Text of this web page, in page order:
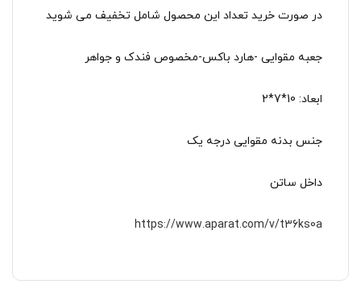
در صورت خرید تعداد این محصول شامل تخفیف می شوید
جعبه مقوایی -هارد باکس-مخصوص فندک و جواهر
ابعاد: 10*7*2
جنس بدنه مقوایی درجه یک
داخل ساتن
https://www.aparat.com/v/t36ks0a